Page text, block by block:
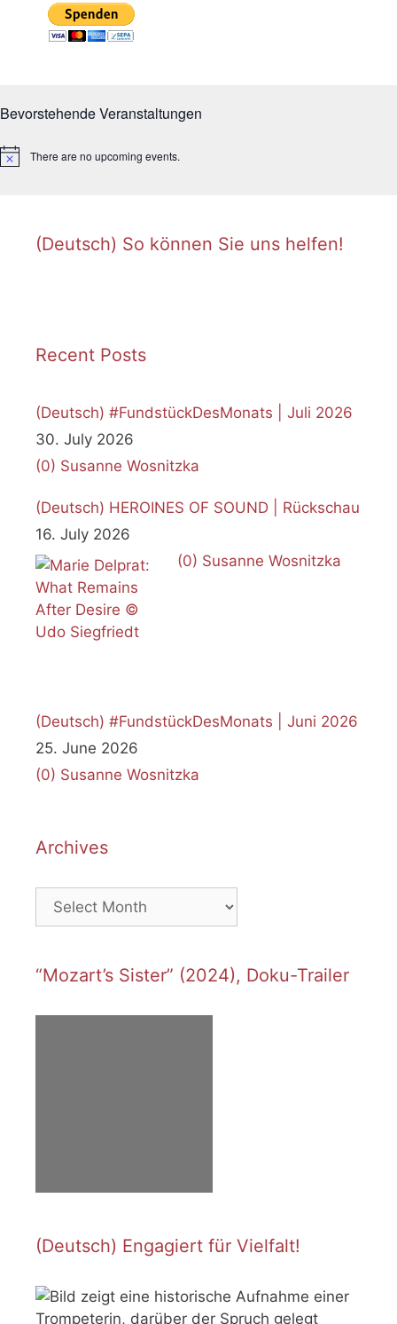
Bevorstehende Veranstaltungen
N
There are no upcoming events.
(Deutsch) So können Sie uns helfen!
Recent Posts
(Deutsch) #FundstückDesMonats | Juli 2026
30. July 2026
(0) Susanne Wosnitzka
(Deutsch) HEROINES OF SOUND | Rückschau
16. July 2026
(0) Susanne Wosnitzka
(Deutsch) #FundstückDesMonats | Juni 2026
25. June 2026
(0) Susanne Wosnitzka
Archives
Archives
“Mozart’s Sister” (2024), Doku-Trailer
(Deutsch) Engagiert für Vielfalt!